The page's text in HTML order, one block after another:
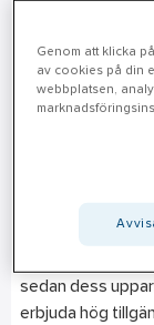
Ahlsell Norge AS
Service AS för
omsättning på
K-H Service AS
underhåll av
sedan dess
erbjuda hög
Genom att klicka
av cookies på din
webbplatsen,